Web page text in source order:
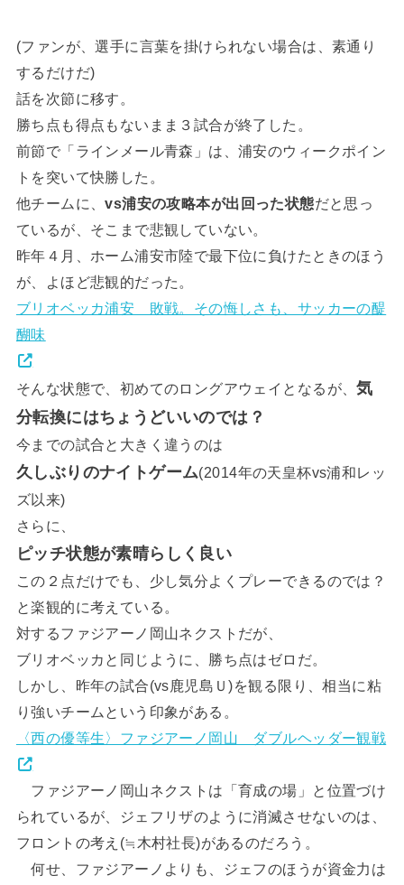
(ファンが、選手に言葉を掛けられない場合は、素通り
するだけだ)
話を次節に移す。
勝ち点も得点もないまま３試合が終了した。
前節で「ラインメール青森」は、浦安のウィークポイン
トを突いて快勝した。
他チームに、vs浦安の攻略本が出回った状態だと思っ
ているが、そこまで悲観していない。
昨年４月、ホーム浦安市陸で最下位に負けたときのほう
が、よほど悲観的だった。
ブリオベッカ浦安 敗戦。その悔しさも、サッカーの醍
醐味
そんな状態で、初めてのロングアウェイとなるが、気
分転換にはちょうどいいのでは？
今までの試合と大きく違うのは
久しぶりのナイトゲーム(2014年の天皇杯vs浦和レッ
ズ以来)
さらに、
ピッチ状態が素晴らしく良い
この２点だけでも、少し気分よくプレーできるのでは？
と楽観的に考えている。
対するファジアーノ岡山ネクストだが、
ブリオベッカと同じように、勝ち点はゼロだ。
しかし、昨年の試合(vs鹿児島Ｕ)を観る限り、相当に粘
り強いチームという印象がある。
〈西の優等生〉ファジアーノ岡山 ダブルヘッダー観戦
ファジアーノ岡山ネクストは「育成の場」と位置づけ
られているが、ジェフリザのように消滅させないのは、
フロントの考え(≒木村社長)があるのだろう。
何せ、ファジアーノよりも、ジェフのほうが資金力は